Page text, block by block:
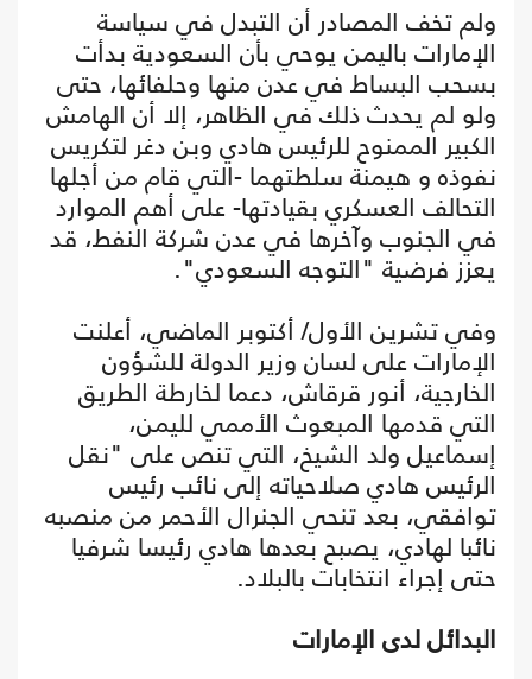
ولم تخف المصادر أن التبدل في سياسة
الإمارات باليمن يوحي بأن السعودية بدأت
بسحب البساط في عدن منها وحلفائها، حتى
ولو لم يحدث ذلك في الظاهر، إلا أن الهامش
الكبير الممنوح للرئيس هادي وبن دغر لتكريس
نفوذه و هيمنة سلطتهما -التي قام من أجلها
التحالف العسكري بقيادتها- على أهم الموارد
في الجنوب وآخرها في عدن شركة النفط، قد
يعزز فرضية "التوجه السعودي".
وفي تشرين الأول/ أكتوبر الماضي، أعلنت
الإمارات على لسان وزير الدولة للشؤون
الخارجية، أنور قرقاش، دعما لخارطة الطريق
التي قدمها المبعوث الأممي لليمن،
إسماعيل ولد الشيخ، التي تنص على "نقل
الرئيس هادي صلاحياته إلى نائب رئيس
توافقي، بعد تنحي الجنرال الأحمر من منصبه
نائبا لهادي، يصبح بعدها هادي رئيسا شرفيا
حتى إجراء انتخابات بالبلاد.
البدائل لدى الإمارات